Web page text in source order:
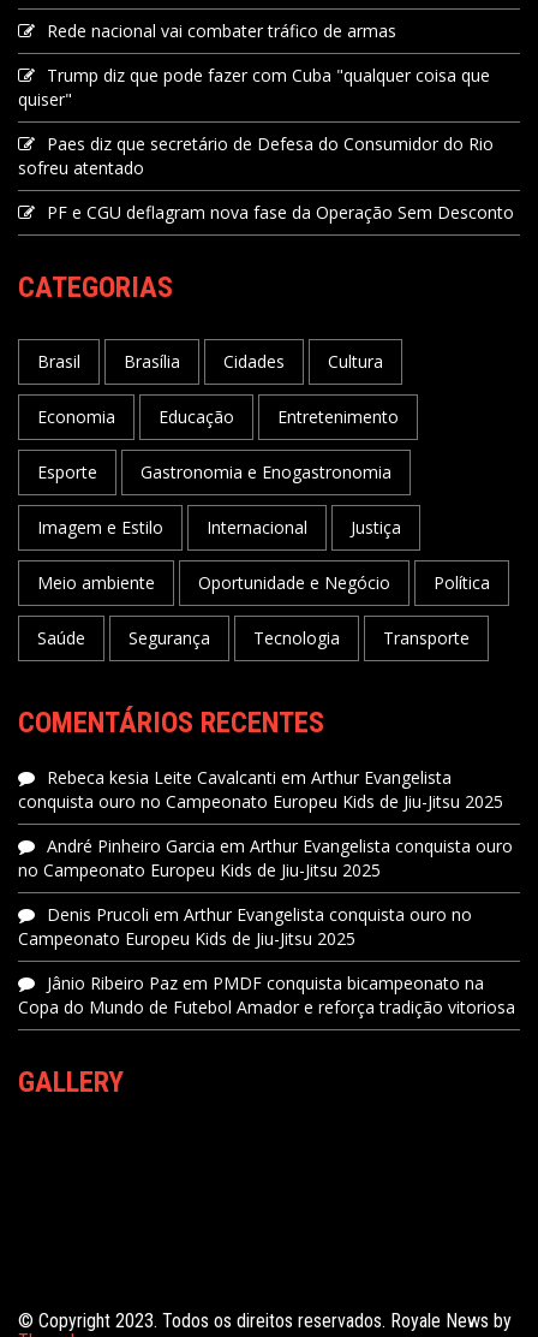
Rede nacional vai combater tráfico de armas
Trump diz que pode fazer com Cuba "qualquer coisa que
quiser"
Paes diz que secretário de Defesa do Consumidor do Rio
sofreu atentado
PF e CGU deflagram nova fase da Operação Sem Desconto
CATEGORIAS
Brasil Brasília Cidades Cultura
Economia Educação Entretenimento
Esporte Gastronomia e Enogastronomia
Imagem e Estilo Internacional Justiça
Meio ambiente Oportunidade e Negócio Política
Saúde Segurança Tecnologia Transporte
COMENTÁRIOS RECENTES
Rebeca kesia Leite Cavalcanti em Arthur Evangelista
conquista ouro no Campeonato Europeu Kids de Jiu-Jitsu 2025
André Pinheiro Garcia em Arthur Evangelista conquista ouro
no Campeonato Europeu Kids de Jiu-Jitsu 2025
Denis Prucoli em Arthur Evangelista conquista ouro no
Campeonato Europeu Kids de Jiu-Jitsu 2025
Jânio Ribeiro Paz em PMDF conquista bicampeonato na
Copa do Mundo de Futebol Amador e reforça tradição vitoriosa
GALLERY
© Copyright 2023. Todos os direitos reservados. Royale News by